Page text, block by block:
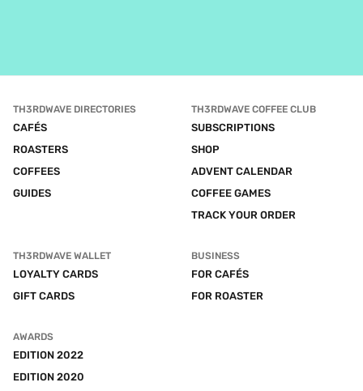
TH3RDWAVE DIRECTORIES
CAFÉS
ROASTERS
COFFEES
GUIDES
TH3RDWAVE COFFEE CLUB
SUBSCRIPTIONS
SHOP
ADVENT CALENDAR
COFFEE GAMES
TRACK YOUR ORDER
TH3RDWAVE WALLET
LOYALTY CARDS
GIFT CARDS
BUSINESS
FOR CAFÉS
FOR ROASTER
AWARDS
EDITION 2022
EDITION 2020